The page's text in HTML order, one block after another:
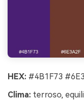
HEX: #4B1F73
Clima: terroso,